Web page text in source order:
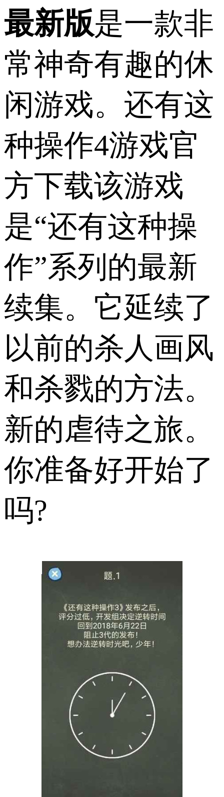
最新版是一款非
常神奇有趣的休
闲游戏。还有这
种操作4游戏官
方下载该游戏
是“还有这种操
作”系列的最新
续集。它延续了
以前的杀人画风
和杀戮的方法。
新的虐待之旅。
你准备好开始了
吗?